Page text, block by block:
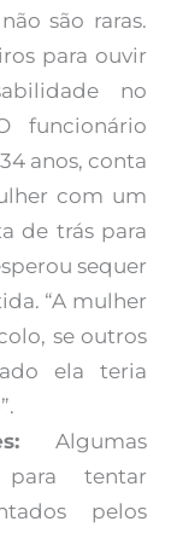
são raras.
para ouvir
no
funcionário
anos, conta
com um
de trás para
sequer
“A mulher
se outros
ela teria
Algumas
para tentar
pelos